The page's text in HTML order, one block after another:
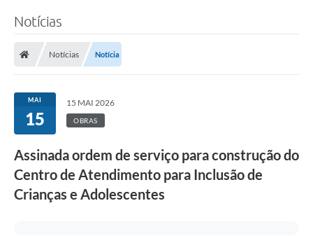
Notícias
Notícias Notícia
MAI
15
15 MAI 2026
OBRAS
Assinada ordem de serviço para construção do
Centro de Atendimento para Inclusão de
Crianças e Adolescentes